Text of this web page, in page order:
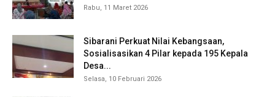
Rabu, 11 Maret 2026
Sibarani Perkuat Nilai Kebangsaan,
Sosialisasikan 4 Pilar kepada 195 Kepala
Desa...
Selasa, 10 Februari 2026